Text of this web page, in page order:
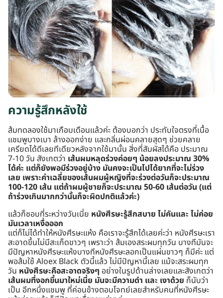
ความรู้สึกหลังใช้
ส้มทดลองใช้มาเกือบเดือนแล้วค่ะ ต้องบอกว่า ประทับใจตรงที่เนื้อ
แชมพูบางเบา ล้างออกง่าย และกลิ่นผ่อนคลายสุดๆ ช่วยคลาย
เครียดได้ดีเลยทีเดียวหลังจากใช้มานั้น สิ่งที่สัมผัสได้คือ ประมาณ
7-10 วัน สังเกตว่า เส้นผมหลุดร่วงค่อยๆ น้อยลงประมาณ 30%
ได้ค่ะ แต่ก็ยังพอมีร่วงอยู่บ้าง มันคงจะเป็นไปได้ยากที่จะไม่ร่วง
เลย เพราะค่าเฉลี่ยของเส้นผมผู้หญิงที่จะร่วงต่อวันก็จะประมาณ
100-120 เส้น แต่ถ้าผมผู้ชายก็จะประมาณ 50-60 เส้นต่อวัน (แต่
ถ้าร่วงเกินมากกว่านั้นก็จะผิดปกติแล้วค่ะ)
แล้วก็ชอบที่ระหว่างวันเนี่ย หนังศีรษะรู้สึกสบาย ไม่คันและ ไม่ค่อย
มันเวลาเหงื่อออก
แต่ก็ไม่ได้ทำให้หนังศีรษะแห้ง คือเราจะรู้สึกได้เลยค่ะว่า หนังศีรษะเรา
สะอาดขึ้นไม่มีสะเก็ดขาวๆ เพราะว่า ส้มเองสระผมทุกวัน บางทีมันจะ
มีปัญหาหนังศีรษะแห้งบางทีหนังศีรษะลอกเป็นแผ่นขาวๆ ก็มีค่ะ แต่
พอส้มใช้ Aloex Black ตัวนี้แล้ว ไม่มีปัญหานี้เลย แม้จะสระผมทุก
วัน หนังศีรษะคือสะอาดจริงๆ อย่างในรูปด้านล่างเลยและสังเกตว่า
เส้นผมที่งอกขึ้นมาใหม่เนี่ย มันจะมีความดำ และ เงาด้วย ก็นับว่า
เป็น อีกหนึ่งแชมพู ที่ค่อนข้างตอบโจทย์เลยสำหรับคนที่หนังศีรษะ